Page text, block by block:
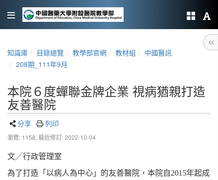
知識庫 目錄總覽 教學部官網 教材組
中國醫訊
208期_111年9月
本院６度蟬聯金牌企業 視病猶親打造
友善醫院
分享 列印
瀏覽: 1158, 最近修訂: 2022-10-04
文╱行政管理室
為了打造「以病人為中心」的友善醫院，本院自2015年起成